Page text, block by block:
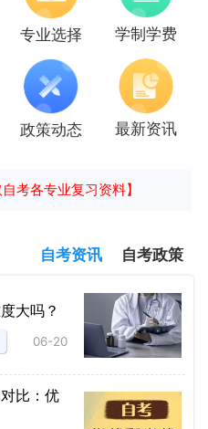
专业选择 学制学费
政策动态 最新资讯
南自考课程安排及教材目录已
自考各专业复习资料】
自考资讯 自考政策
大吗？
06-20
比：优